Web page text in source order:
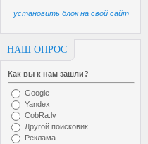
установить блок на свой сайт
НАШ ОПРОС
Как вы к нам зашли?
Google
Yandex
CobRa.lv
Другой поисковик
Реклама